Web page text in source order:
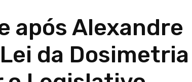
após Alexandre
da Dosimetria